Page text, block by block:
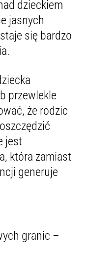
dzieckiem
jasnych
się bardzo
przewlekle
że rodzic
jest
która zamiast
generuje
granic –